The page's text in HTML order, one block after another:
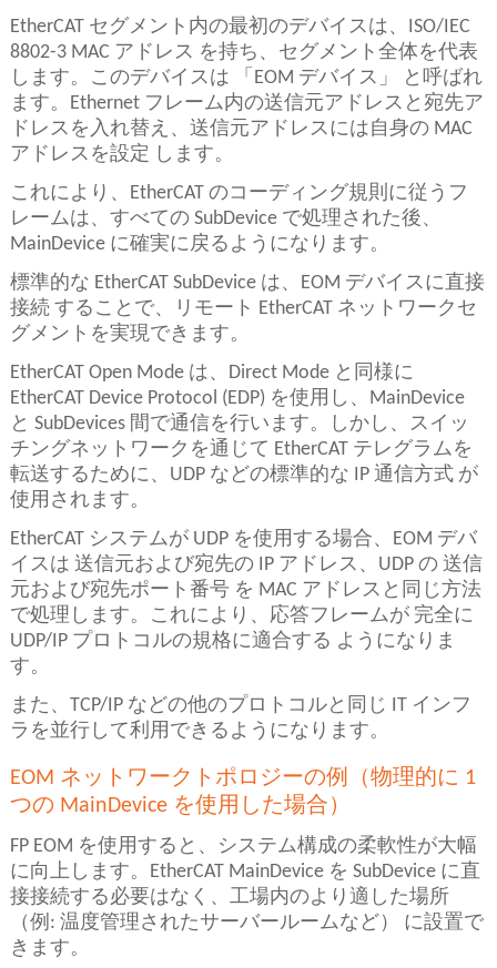
EtherCAT セグメント内の最初のデバイスは、ISO/IEC
8802-3 MAC アドレス を持ち、セグメント全体を代表
します。このデバイスは 「EOM デバイス」 と呼ばれ
ます。Ethernet フレーム内の送信元アドレスと宛先ア
ドレスを入れ替え、送信元アドレスには自身の MAC
アドレスを設定 します。
これにより、EtherCAT のコーディング規則に従うフ
レームは、すべての SubDevice で処理された後、
MainDevice に確実に戻るようになります。
標準的な EtherCAT SubDevice は、EOM デバイスに直接
接続 することで、リモート EtherCAT ネットワークセ
グメントを実現できます。
EtherCAT Open Mode は、Direct Mode と同様に
EtherCAT Device Protocol (EDP) を使用し、MainDevice
と SubDevices 間で通信を行います。しかし、スイッ
チングネットワークを通じて EtherCAT テレグラムを
転送するために、UDP などの標準的な IP 通信方式 が
使用されます。
EtherCAT システムが UDP を使用する場合、EOM デバ
イスは 送信元および宛先の IP アドレス、UDP の 送信
元および宛先ポート番号 を MAC アドレスと同じ方法
で処理します。これにより、応答フレームが 完全に
UDP/IP プロトコルの規格に適合する ようになりま
す。
また、TCP/IP などの他のプロトコルと同じ IT インフ
ラを並行して利用できるようになります。
EOM ネットワークトポロジーの例（物理的に 1
つの MainDevice を使用した場合）
FP EOM を使用すると、システム構成の柔軟性が大幅
に向上します。EtherCAT MainDevice を SubDevice に直
接接続する必要はなく、工場内のより適した場所
（例: 温度管理されたサーバールームなど） に設置で
きます。